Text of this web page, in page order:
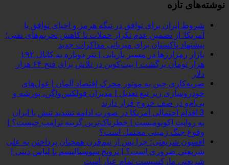
نوشته‌های تازه
شروط ایران برای توافق در تنگه هرمز و احیای توافق با
آمریکا: از تضمین عدم تکرار حملات تا کاهش تحریم‌های نفتی؛
پیشنهاد پاکستان برای میزبانی مذاکرات جدید
بازار رمزارزها در مسیر بازیابی | تتر دوباره به کانال ۱۹۲
هزار تومان برگشت | بیت‌کوین در تلاش برای فتح ۶۴ هزار
دلار
ضربه‌کاری چین به موتور محرک اقتصاد آلمان | غول‌های
خودروسازی زیر تیغ تعدیل | مدیران فولکس‌واگن، پورشه و
بی‌ام‌و در صف خروج قرار دارند
3 اقدام احتمالی آمریکا در صورت ادامه تشدید تنش با ایران
به روایت اکونومیست | خطرناک‌ترین گزینه ترامپ چیست؟ |
وقوع جنگ زمینی محتمل است؟
افسون شریعتی؛ چرا پس از نیم‌قرن همچنان پرداختن به علی
شریعتی ضروری است؟ | ترویج سوسیالیسم با لباس دینی |
شریعتی مارکسیست تمام عیار است